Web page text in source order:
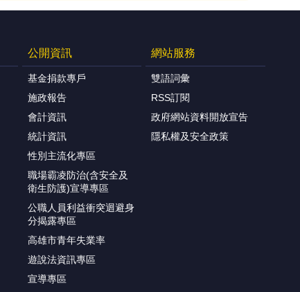
公開資訊
基金捐款專戶
施政報告
會計資訊
統計資訊
性別主流化專區
職場霸凌防治(含安全及
衛生防護)宣導專區
公職人員利益衝突迴避身
分揭露專區
高雄市青年失業率
遊說法資訊專區
宣導專區
網站服務
雙語詞彙
RSS訂閱
政府網站資料開放宣告
隱私權及安全政策